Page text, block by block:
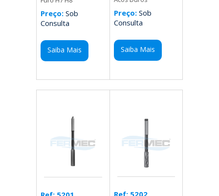
Preço: Sob
Consulta
Saiba Mais
Preço:Sob
Consulta
Saiba Mais